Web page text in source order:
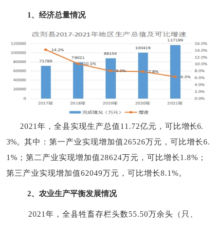
1、经济总量情况
2021年，全县实现生产总值11.72亿元，可比增长6.
3%。其中：第一产业实现增加值26526万元，可比增长6.
1%；第二产业实现增加值28624万元，可比增长1.8%；
第三产业实现增加值62049万元，可比增长8.1%。
2、农业生产平衡发展情况
2021年，全县牲畜存栏头数55.50万余头（只、